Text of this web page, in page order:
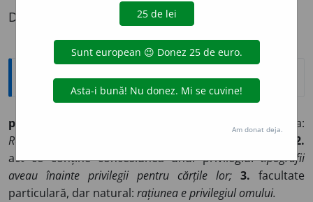
Definiția cu ID-ul 811162:
Explicative DEX
privilegiu
drept sau folos particular acordat cuiva:
Revoluțiunea cea mare franceză a distrus vechile privilegii;
2.
act ce conține concesiunea unui privilegiu:tipografii
aveau înainte privilegii pentru cărțile lor; 3. facultate
particulară, dar natural: rațiunea e privilegiul omului.
Am donat deja.